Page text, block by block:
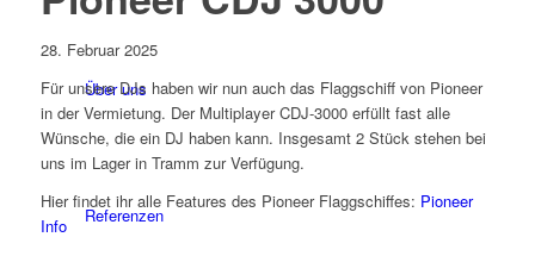
Über uns
Referenzen
28. Februar 2025
Für unsere DJs haben wir nun auch das Flaggschiff von Pioneer
in der Vermietung. Der Multiplayer CDJ-3000 erfüllt fast alle
Wünsche, die ein DJ haben kann. Insgesamt 2 Stück stehen bei
uns im Lager in Tramm zur Verfügung.
Hier findet ihr alle Features des Pioneer Flaggschiffes: Pioneer
Info